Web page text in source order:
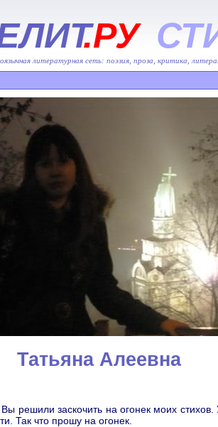
.РУ
литературная сеть: поэзия, проза, критика,
Татьяна Алеевна
решили заскочить на огонек моих
Так что прошу на огонек.